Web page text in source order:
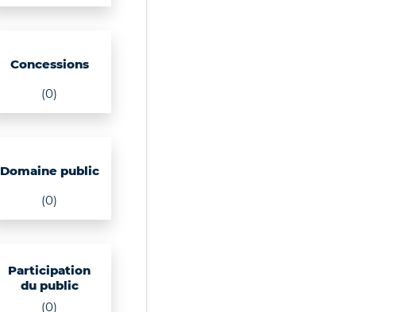
Concessions
(0)
Domaine public
(0)
Participation
du public
(0)